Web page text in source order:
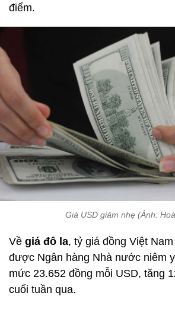
điểm.
Giá USD giảm nhẹ (Ảnh:
Về giá đô la, tỷ giá đồng Việt
được Ngân hàng Nhà nước niêm
mức 23.652 đồng mỗi USD, tăng
cuối tuần qua.